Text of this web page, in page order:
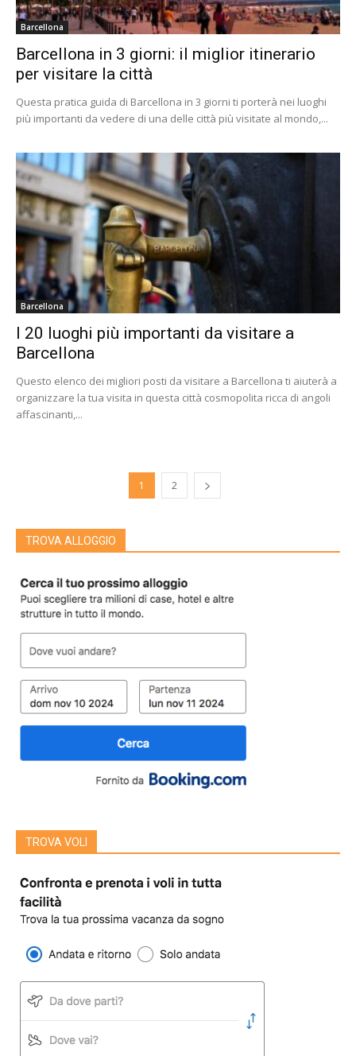
Barcellona
Barcellona in 3 giorni: il miglior itinerario
per visitare la città
Questa pratica guida di Barcellona in 3 giorni ti porterà nei luoghi
più importanti da vedere di una delle città più visitate al mondo,...
Barcellona
I 20 luoghi più importanti da visitare a
Barcellona
Questo elenco dei migliori posti da visitare a Barcellona ti aiuterà a
organizzare la tua visita in questa città cosmopolita ricca di angoli
affascinanti,...
1 2
TROVA ALLOGGIO
TROVA VOLI